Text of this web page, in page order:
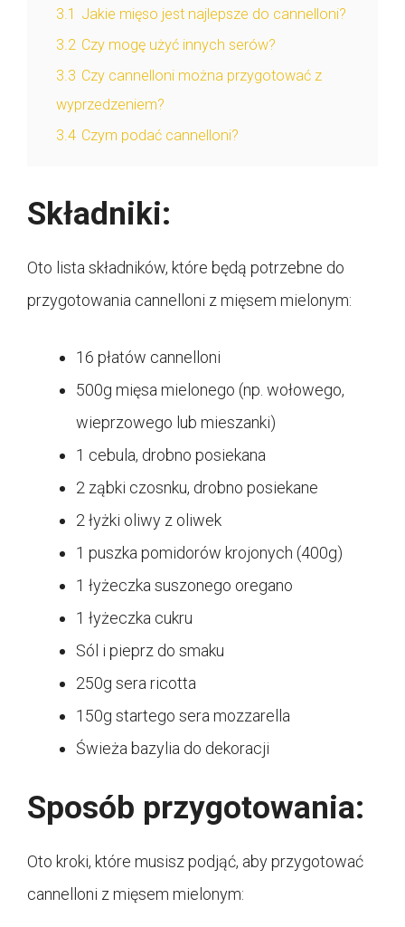
3.1 Jakie mięso jest najlepsze do cannelloni?
3.2 Czy mogę użyć innych serów?
3.3 Czy cannelloni można przygotować z
wyprzedzeniem?
3.4 Czym podać cannelloni?
Składniki:
Oto lista składników, które będą potrzebne do
przygotowania cannelloni z mięsem mielonym:
16 płatów cannelloni
500g mięsa mielonego (np. wołowego,
wieprzowego lub mieszanki)
1 cebula, drobno posiekana
2 ząbki czosnku, drobno posiekane
2 łyżki oliwy z oliwek
1 puszka pomidorów krojonych (400g)
1 łyżeczka suszonego oregano
1 łyżeczka cukru
Sól i pieprz do smaku
250g sera ricotta
150g startego sera mozzarella
Świeża bazylia do dekoracji
Sposób przygotowania:
Oto kroki, które musisz podjąć, aby przygotować
cannelloni z mięsem mielonym: